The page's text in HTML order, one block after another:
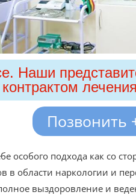
Наши
Позвонить
подхода как со
в области наркологии и
выздоровление и